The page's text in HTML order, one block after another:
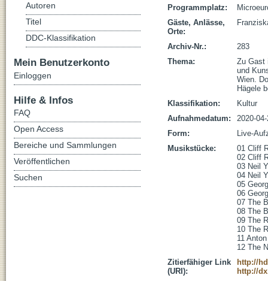
Programmplatz:
Gäste, Anlässe,
Orte:
Archiv-Nr.:
283
Thema:
Zu Gast
und
Wien.
Hägele
Klassifikation:
Kultur
Aufnahmedatum:
2020-
Form:
Live-
Musikstücke:
01 Cliff
02 Cliff
03 Neil
04 Neil
05
06
07 The
08 The
09 The
10 The
11
12 The
Zitierfähiger Link
(URI):
http://
http://
Autoren
Titel
DDC-Klassifikation
Mein Benutzerkonto
Einloggen
Hilfe & Infos
FAQ
Open Access
Bereiche und Sammlungen
Veröffentlichen
Suchen